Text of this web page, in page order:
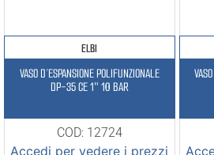
ELBI
VASO D’ESPANSIONE POLIFUNZIONALE
DP-35 CE 1″ 10 BAR
COD: 12724
Accedi per vedere i prezzi